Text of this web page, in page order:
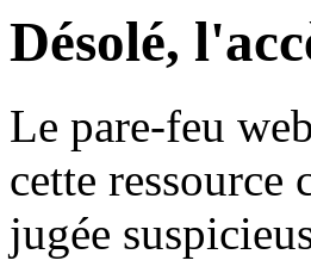
Désolé,
Le pare-feu
cette ressource
jugée